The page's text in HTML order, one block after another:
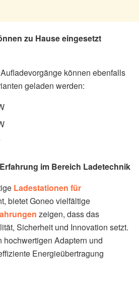
zu Hause eingesetzt
können ebenfalls
geladen werden:
im Bereich Ladetechnik
Ladestationen für
bietet Goneo vielfältige
zeigen, dass das
Sicherheit und Innovation setzt.
hochwertigen Adaptern und
Energieübertragung